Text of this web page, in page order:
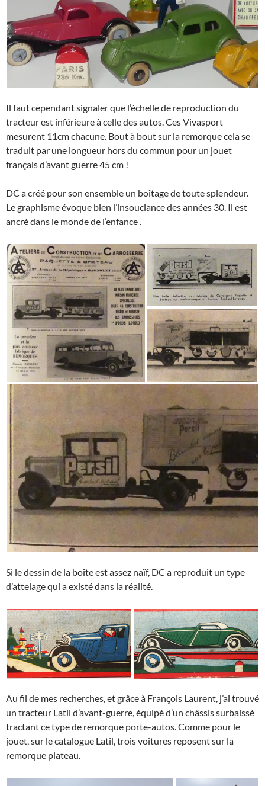
Il faut cependant signaler que l’échelle de reproduction du
tracteur est inférieure à celle des autos. Ces Vivasport
mesurent 11cm chacune. Bout à bout sur la remorque cela se
traduit par une longueur hors du commun pour un jouet
français d’avant guerre 45 cm !
DC a créé pour son ensemble un boîtage de toute splendeur.
Le graphisme évoque bien l’insouciance des années 30. Il est
ancré dans le monde de l’enfance .
Si le dessin de la boîte est assez naïf, DC a reproduit un type
d’attelage qui a existé dans la réalité.
Au fil de mes recherches, et grâce à François Laurent, j’ai trouvé
un tracteur Latil d’avant-guerre, équipé d’un châssis surbaissé
tractant ce type de remorque porte-autos. Comme pour le
jouet, sur le catalogue Latil, trois voitures reposent sur la
remorque plateau.